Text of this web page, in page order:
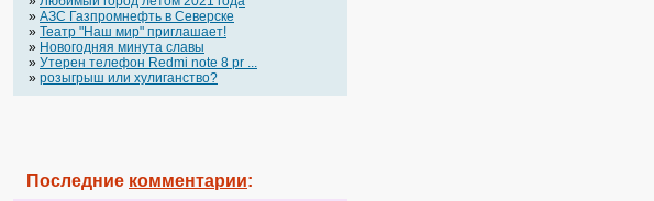
» АЗС Газпромнефть в Северске
» Театр "Наш мир" приглашает!
» Новогодняя минута славы
» Утерен телефон Redmi note 8 pr ...
» розыгрыш или хулиганство?
Последние комментарии: